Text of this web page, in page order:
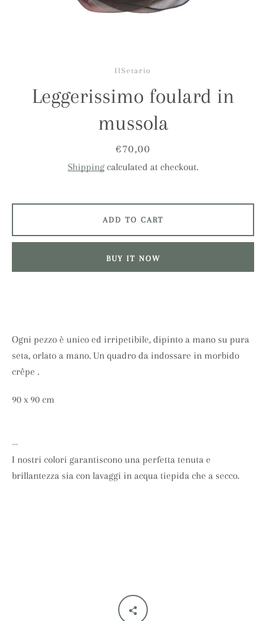
FacebookInstagram
IlSetario
Leggerissimo foulard in
mussola
Price
€70,00
Shipping calculated at checkout.
Ogni pezzo è unico ed irripetibile, dipinto a mano su pura
seta, orlato a mano. Un quadro da indossare in morbido
crêpe .
90 x 90 cm
--
I nostri colori garantiscono una perfetta tenuta e
brillantezza sia con lavaggi in acqua tiepida che a secco.
ADD TO CART
BUY IT NOW